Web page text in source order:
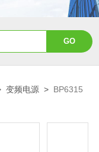
变频电源 > BP6315